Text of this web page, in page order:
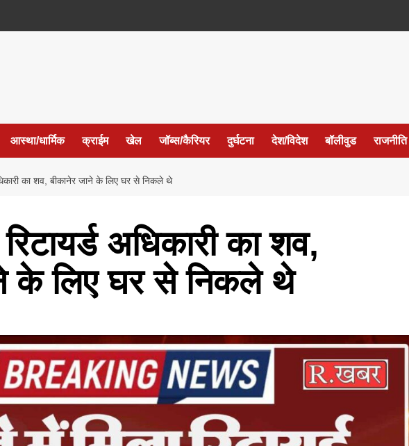
आस्था/धार्मिक क्राईम खेल जॉब्स/कैरियर दुर्घटना देश/विदेश बॉलीवुड राजनीति
का शव, बीकानेर जाने के लिए घर से निकले थे
अधिकारी का शव,
के लिए घर से निकले थे